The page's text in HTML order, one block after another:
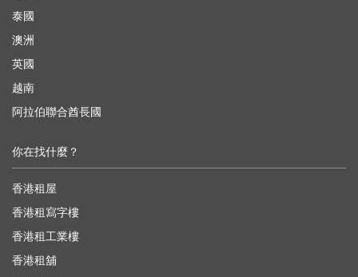
泰國
澳洲
英國
越南
阿拉伯聯合酋長國
你在找什麼？
香港租屋
香港租寫字樓
香港租工業樓
香港租舖